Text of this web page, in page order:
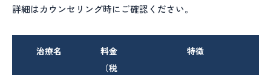
詳細はカウンセリング時にご確認ください。
治療名
料金
（税
特徴